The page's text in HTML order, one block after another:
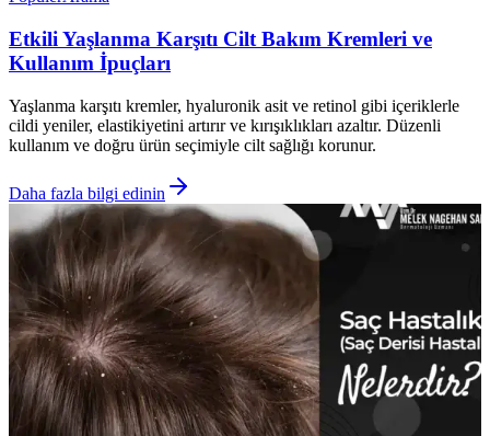
Etkili Yaşlanma Karşıtı Cilt Bakım Kremleri ve
Kullanım İpuçları
Yaşlanma karşıtı kremler, hyaluronik asit ve retinol gibi içeriklerle
cildi yeniler, elastikiyetini artırır ve kırışıklıkları azaltır. Düzenli
kullanım ve doğru ürün seçimiyle cilt sağlığı korunur.
Daha fazla bilgi edinin